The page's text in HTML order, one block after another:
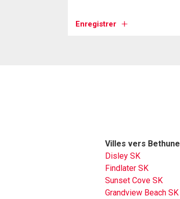
Enregistrer
Villes vers Bethune
Disley SK
Findlater SK
Sunset Cove SK
Grandview Beach SK